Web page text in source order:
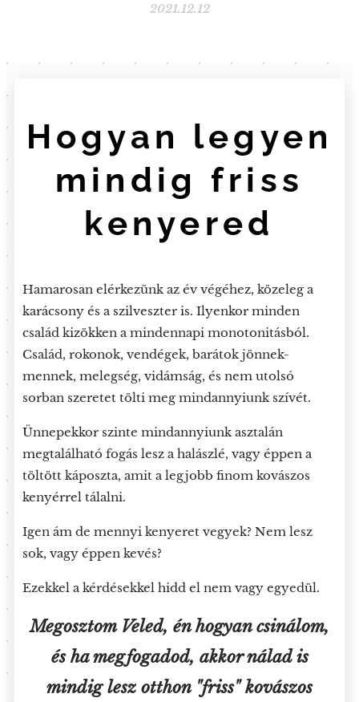
2021.12.12
Hogyan legyen
mindig friss
kenyered
Hamarosan elérkezünk az év végéhez, közeleg a
karácsony és a szilveszter is. Ilyenkor minden
család kizökken a mindennapi monotonitásból.
Család, rokonok, vendégek, barátok jönnek-
mennek, melegség, vidámság, és nem utolsó
sorban szeretet tölti meg mindannyiunk szívét.
Ünnepekkor szinte mindannyiunk asztalán
megtalálható fogás lesz a halászlé, vagy éppen a
töltött káposzta, amit a legjobb finom kovászos
kenyérrel tálalni.
Igen ám de mennyi kenyeret vegyek? Nem lesz
sok, vagy éppen kevés?
Ezekkel a kérdésekkel hidd el nem vagy egyedül.
Megosztom Veled, én hogyan csinálom,
és ha megfogadod, akkor nálad is
mindig lesz otthon "friss" kovászos